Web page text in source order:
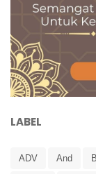
LABEL
ADV And